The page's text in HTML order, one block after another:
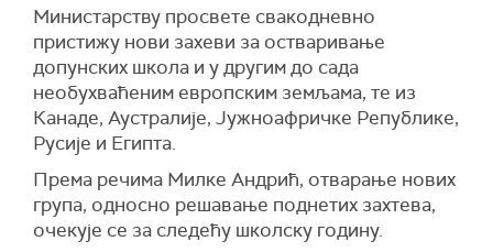
Министарству просвете свакодневно
пристижу нови захеви за остваривање
допунских школа и у другим до сада
необухваћеним европским земљама, те из
Канаде, Аустралије, Јужноафричке Републике,
Русије и Египта.
Према речима Милке Андрић, отварање нових
група, односно решавање поднетих захтева,
очекује се за следећу школску годину.